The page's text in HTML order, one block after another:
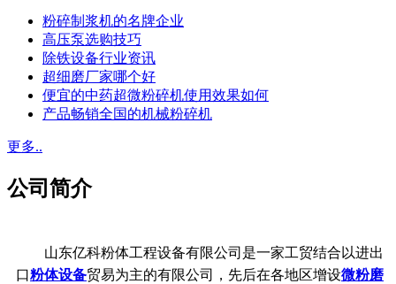
粉碎制浆机的名牌企业
高压泵选购技巧
除铁设备行业资讯
超细磨厂家哪个好
便宜的中药超微粉碎机使用效果如何
产品畅销全国的机械粉碎机
更多..
公司简介
山东亿科粉体工程设备有限公司是一家工贸结合以进出
口粉体设备贸易为主的有限公司，先后在各地区增设微粉磨